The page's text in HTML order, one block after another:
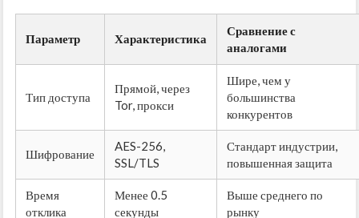
Параметр Характеристика
Сравнение с
аналогами
Тип доступа
Прямой, через
Tor, прокси
Шире, чем у
большинства
конкурентов
Шифрование
AES-256,
SSL/TLS
Стандарт индустрии,
повышенная защита
Время
отклика
Менее 0.5
секунды
Выше среднего по
рынку